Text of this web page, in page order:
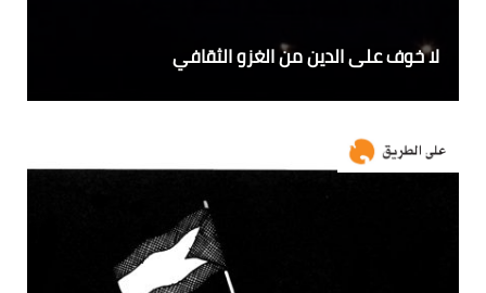
لا خوف على الدين من الغزو الثقافي